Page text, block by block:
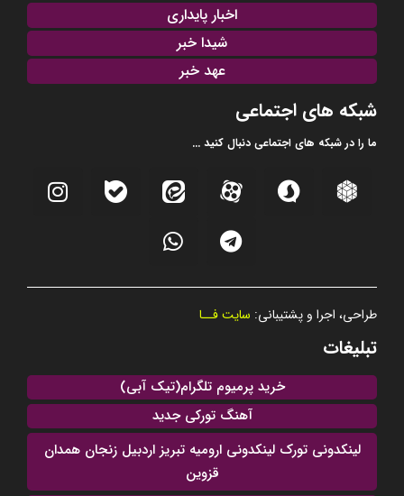
اخبار پایداری
شیدا خبر
عهد خبر
شبکه های اجتماعی
ما را در شبکه های اجتماعی دنبال کنید ...
طراحی، اجرا و پشتیبانی: سایت فــا
تبلیغات
خرید پرمیوم تلگرام(تیک آبی)
آهنگ تورکی جدید
لینکدونی تورک لینکدونی ارومیه تبریز اردبیل زنجان همدان
قزوین